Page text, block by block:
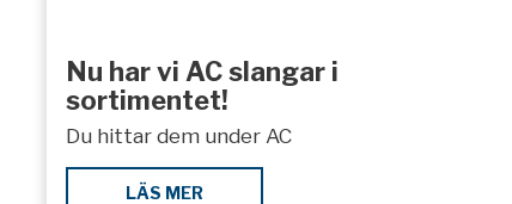
Nu har vi AC slangar i
sortimentet!
Du hittar dem under AC
LÄS MER